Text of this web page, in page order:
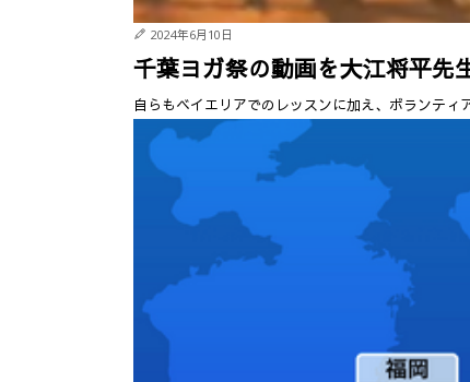
2024年6月10日
千葉ヨガ祭の動画を大江将平先
自らもベイエリアでのレッスンに加え、ボランテ